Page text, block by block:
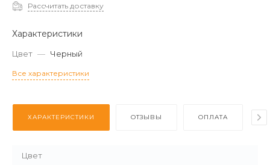
Рассчитать доставку
Характеристики
Цвет — Черный
Все характеристики
ХАРАКТЕРИСТИКИ ОТЗЫВЫ ОПЛАТА
Цвет